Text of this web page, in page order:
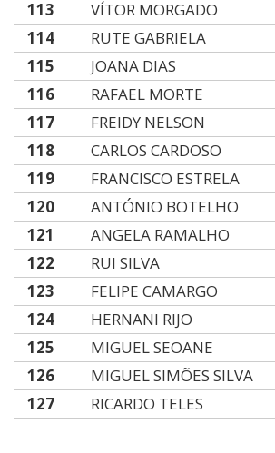
113
VÍTOR MORGADO
114
RUTE GABRIELA
115
JOANA DIAS
116
RAFAEL MORTE
117
FREIDY NELSON
118
CARLOS CARDOSO
119
FRANCISCO ESTRELA
120
ANTÓNIO BOTELHO
121
ANGELA RAMALHO
122
RUI SILVA
123
FELIPE CAMARGO
124
HERNANI RIJO
125
MIGUEL SEOANE
126
MIGUEL SIMÕES SILVA
127
RICARDO TELES